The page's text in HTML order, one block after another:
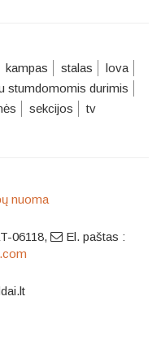
kampas stalas
lova
stumdomomis durimis
sekcijos tv
nuoma
06118,
El. paštas :